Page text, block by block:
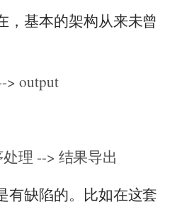
，基本的架构从来未曾
> output
理 --> 结果导出
有缺陷的。比如在这套